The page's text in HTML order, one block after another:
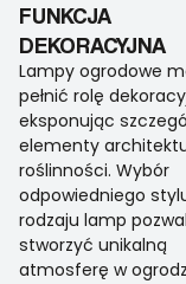
FUNKCJA
DEKORACYJNA
Lampy ogrodowe
pełnić rolę
eksponując
elementy
roślinności. Wybór
odpowiedniego
rodzaju lamp
stworzyć unikalną
atmosferę w